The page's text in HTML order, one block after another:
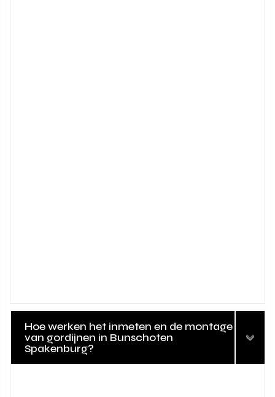
Hoe werken het inmeten en de montage
van gordijnen in Bunschoten
Spakenburg?